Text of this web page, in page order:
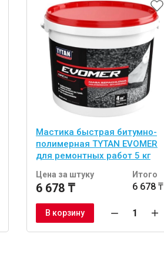
Мастика быстрая битумно-
полимерная TYTAN EVOMER
для ремонтных работ 5 кг
Цена за штуку
6 678 ₸
Итого
6 678 ₸
В корзину